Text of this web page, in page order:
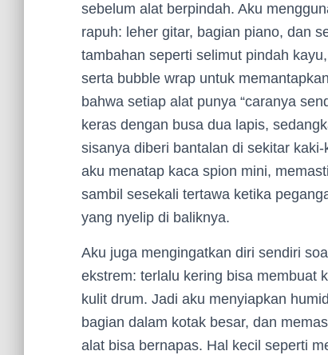
sebelum alat berpindah. Aku
rapuh: leher gitar, bagian piano, dan
tambahan seperti selimut pindah
serta bubble wrap untuk
bahwa setiap alat punya “caranya
keras dengan busa dua lapis,
sisanya diberi bantalan di sekitar
aku menatap kaca spion mini,
sambil sesekali tertawa ketika
yang nyelip di baliknya.
Aku juga mengingatkan diri sendiri
ekstrem: terlalu kering bisa membuat
kulit drum. Jadi aku menyiapkan
bagian dalam kotak besar, dan
alat bisa bernapas. Hal kecil seperti